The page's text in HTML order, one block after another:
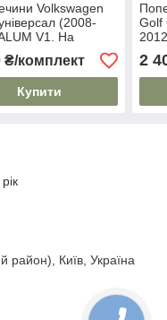
Volkswagen
(2008-
V1. На
рейлінги. Сірі
₴/комплект
Купити
Golf
2
район), Київ, Україна